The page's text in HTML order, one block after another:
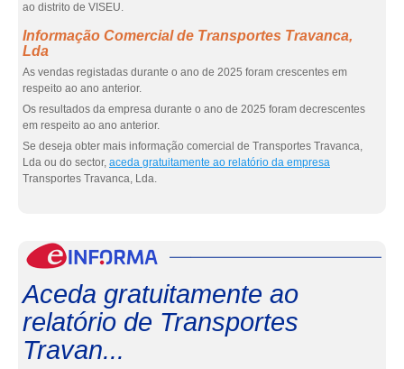
ao distrito de VISEU.
Informação Comercial de Transportes Travanca,
Lda
As vendas registadas durante o ano de 2025 foram crescentes em
respeito ao ano anterior.
Os resultados da empresa durante o ano de 2025 foram decrescentes
em respeito ao ano anterior.
Se deseja obter mais informação comercial de Transportes Travanca,
Lda ou do sector, aceda gratuitamente ao relatório da empresa
Transportes Travanca, Lda.
Aceda gratuitamente ao
relatório de Transportes
Travan...